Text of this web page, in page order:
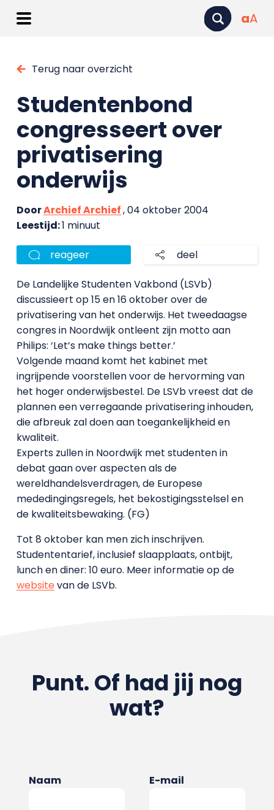
aA
Terug naar overzicht
Studentenbond
congresseert over
privatisering
onderwijs
DoorArchief Archief, 04 oktober 2004
Leestijd:1 minuut
reageer deel
De Landelijke Studenten Vakbond (LSVb)
discussieert op 15 en 16 oktober over de
privatisering van het onderwijs. Het tweedaagse
congres in Noordwijk ontleent zijn motto aan
Philips: ‘Let’s make things better.’
Volgende maand komt het kabinet met
ingrijpende voorstellen voor de hervorming van
het hoger onderwijsbestel. De LSVb vreest dat de
plannen een verregaande privatisering inhouden,
die afbreuk zal doen aan toegankelijkheid en
kwaliteit.
Experts zullen in Noordwijk met studenten in
debat gaan over aspecten als de
wereldhandelsverdragen, de Europese
mededingingsregels, het bekostigingsstelsel en
de kwaliteitsbewaking. (FG)
Tot 8 oktober kan men zich inschrijven.
Studententarief, inclusief slaapplaats, ontbijt,
lunch en diner: 10 euro. Meer informatie op de
websitevan de LSVb.
Punt. Of had jij nog
wat?
Naam E-mail